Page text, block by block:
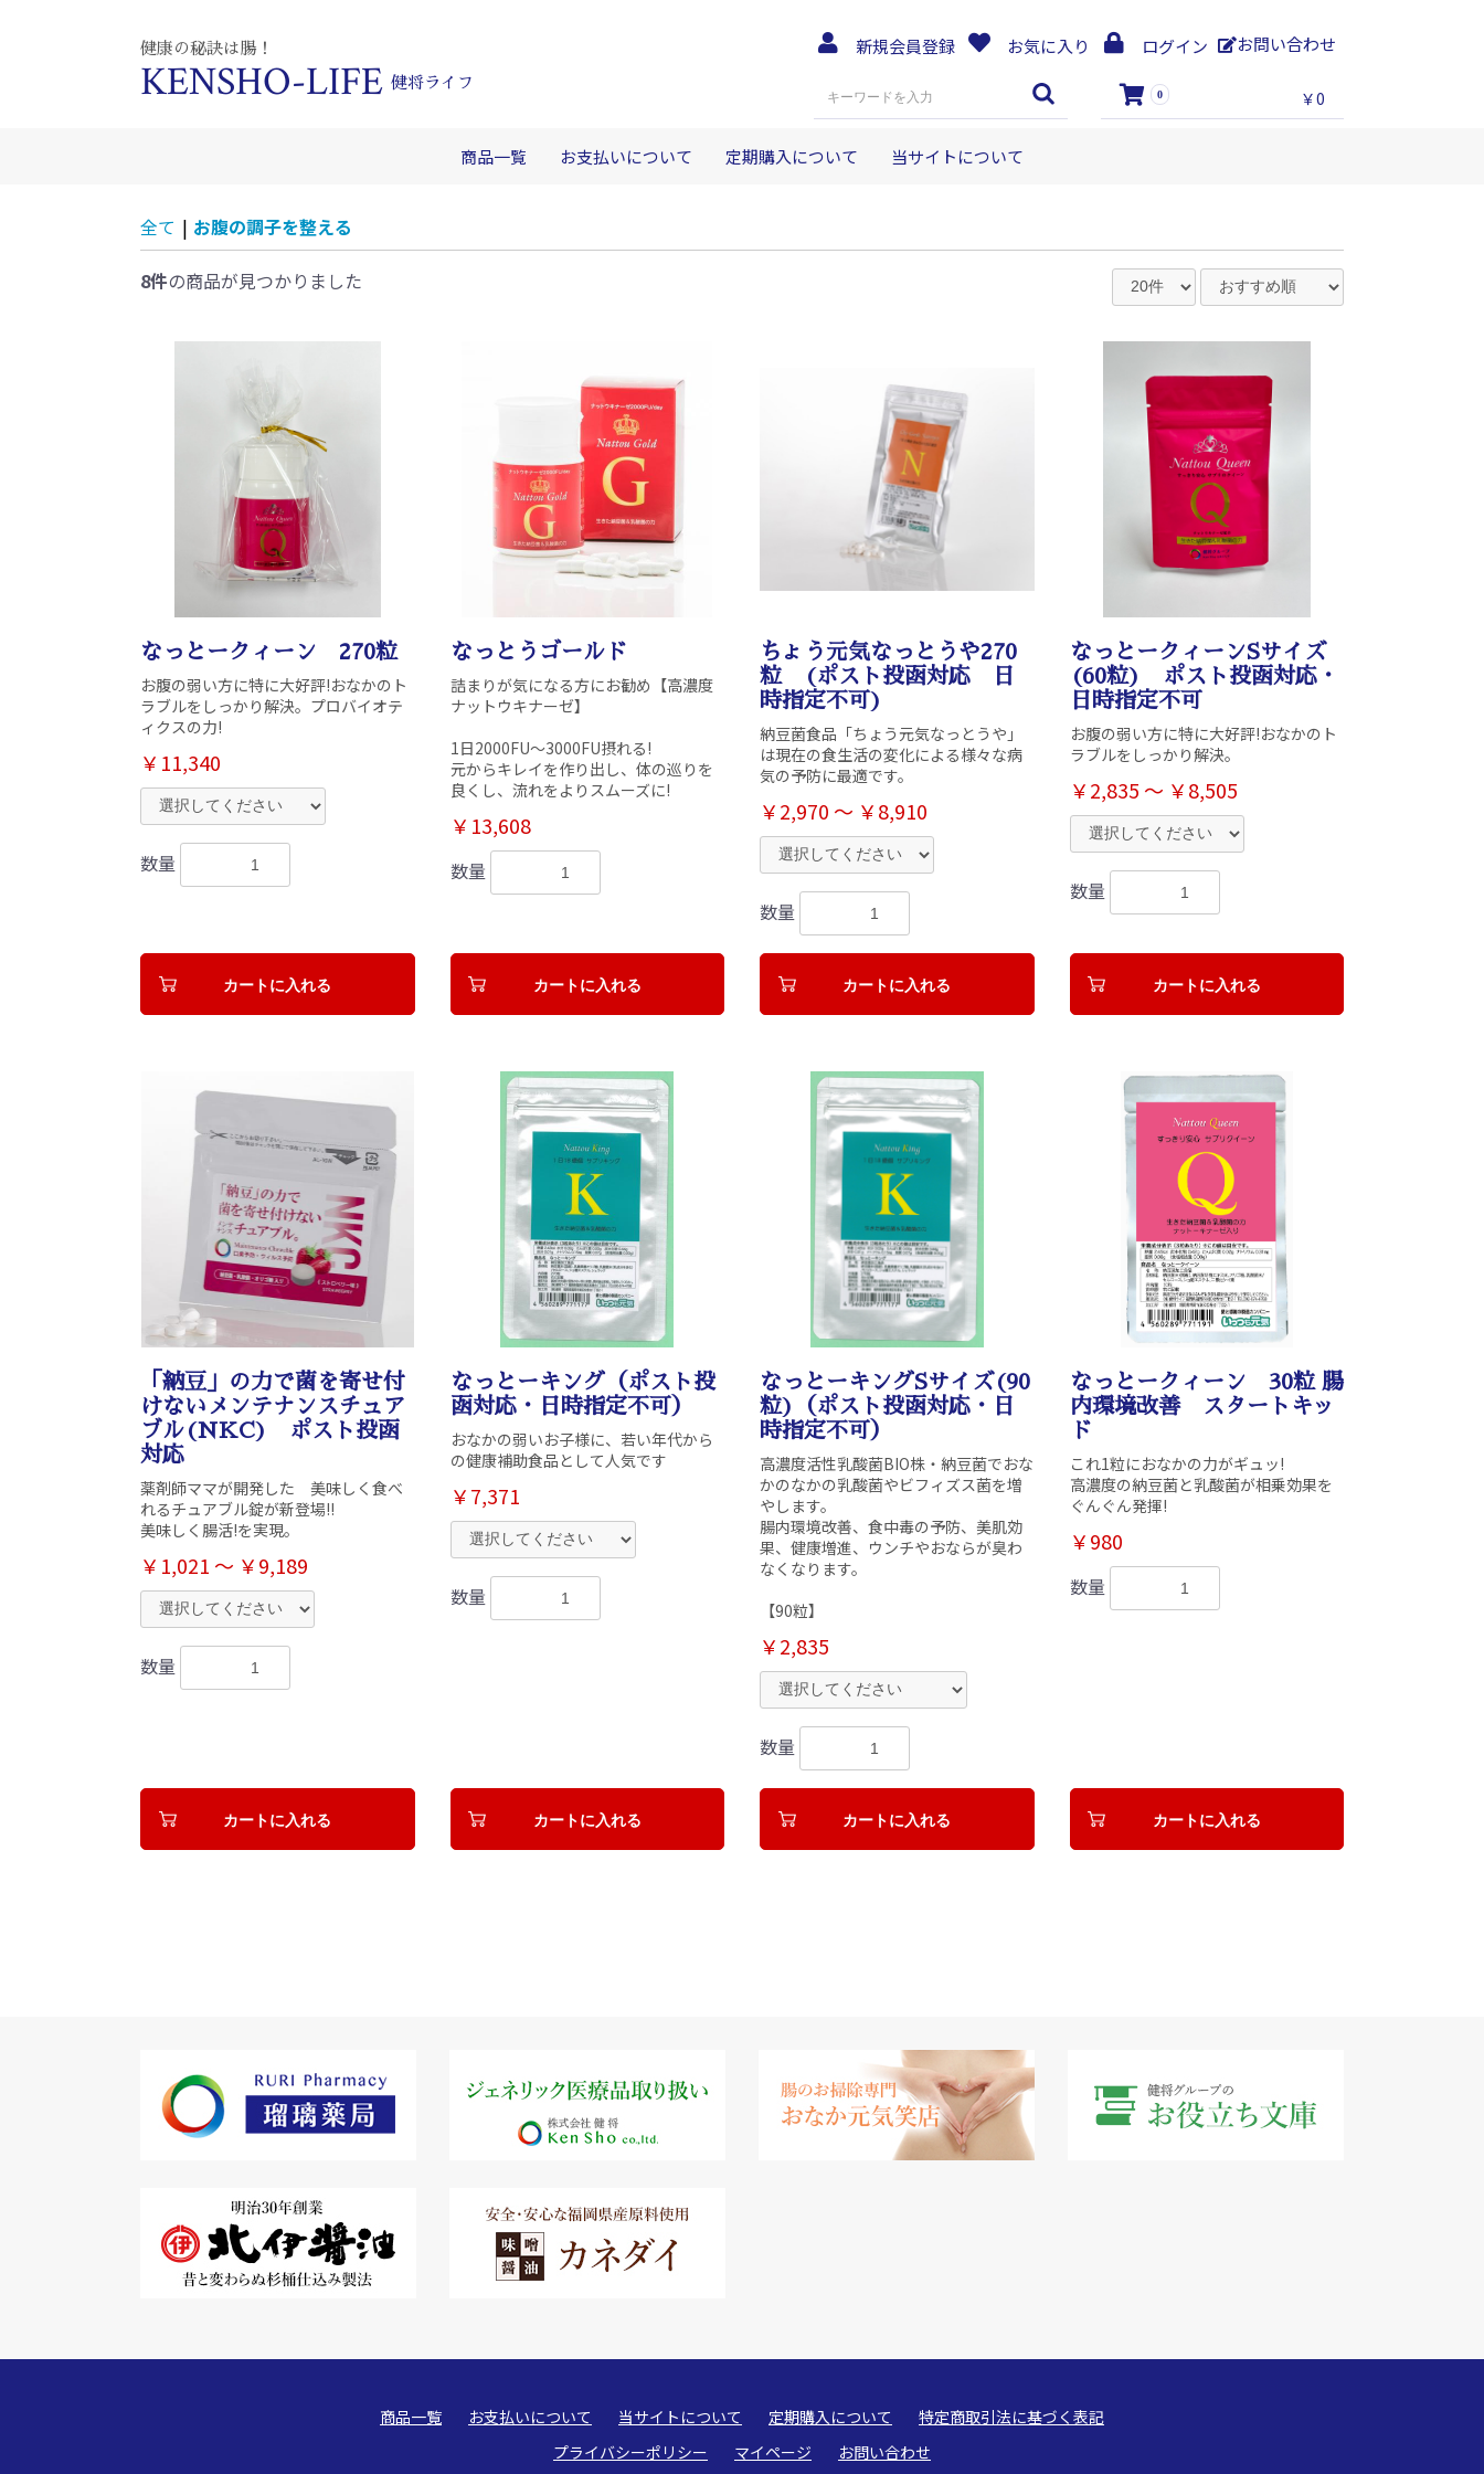
健康の秘訣は腸！
KENSHO-LIFE 健将ライフ
新規会員登録 お気に入り ログイン お問い合わせ
0 ￥0
商品一覧 お支払いについて 定期購入について 当サイトについて
全て | お腹の調子を整える
8件の商品が見つかりました
なっとークィーン 270粒
お腹の弱い方に特に大好評!おなかのト
ラブルをしっかり解決。プロバイオテ
ィクスの力!
￥11,340
数量
カートに入れる
なっとうゴールド
詰まりが気になる方にお勧め【高濃度
ナットウキナーゼ】
1日2000FU～3000FU摂れる!
元からキレイを作り出し、体の巡りを
良くし、流れをよりスムーズに!
￥13,608
数量
カートに入れる
ちょう元気なっとうや270
粒 (ポスト投函対応 日
時指定不可)
納豆菌食品「ちょう元気なっとうや」
は現在の食生活の変化による様々な病
気の予防に最適です。
￥2,970 ～ ￥8,910
数量
カートに入れる
なっとークィーンSサイズ
(60粒) ポスト投函対応・
日時指定不可
お腹の弱い方に特に大好評!おなかのト
ラブルをしっかり解決。
￥2,835 ～ ￥8,505
数量
カートに入れる
「納豆」の力で菌を寄せ付
けないメンテナンスチュア
ブル(NKC) ポスト投函
対応
薬剤師ママが開発した 美味しく食べ
れるチュアブル錠が新登場!!
美味しく腸活!を実現。
￥1,021 ～ ￥9,189
数量
カートに入れる
なっとーキング（ポスト投
函対応・日時指定不可）
おなかの弱いお子様に、若い年代から
の健康補助食品として人気です
￥7,371
数量
カートに入れる
なっとーキングSサイズ(90
粒)（ポスト投函対応・日
時指定不可）
高濃度活性乳酸菌BIO株・納豆菌でおな
かのなかの乳酸菌やビフィズス菌を増
やします。
腸内環境改善、食中毒の予防、美肌効
果、健康増進、ウンチやおならが臭わ
なくなります。
【90粒】
￥2,835
数量
カートに入れる
なっとークィーン 30粒 腸
内環境改善 スタートキッ
ド
これ1粒におなかの力がギュッ!
高濃度の納豆菌と乳酸菌が相乗効果を
ぐんぐん発揮!
￥980
数量
カートに入れる
お買い物を続ける カートへ進む
商品一覧 お支払いについて 当サイトについて 定期購入について
特定商取引法に基づく表記
プライバシーポリシー
マイページ お問い合わせ